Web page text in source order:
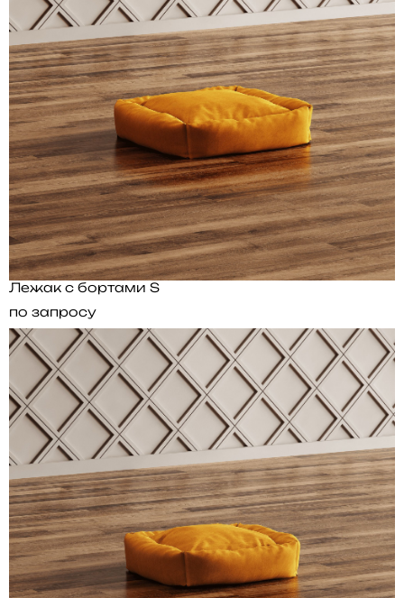
Лежак с бортами S
по запросу